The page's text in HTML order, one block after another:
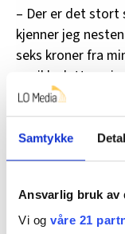
Samtykke
Ansvarlig bruk av
Vi og våre 21
– Der er det stort
kjenner jeg
seks kroner fra
var ikke lett, og
Roos.
Villig til å
Roos sier
uten den hadde